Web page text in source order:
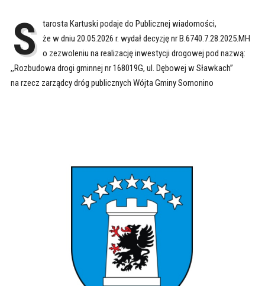
S tarosta Kartuski podaje do Publicznej wiadomości,
że w dniu 20.05.2026 r. wydał decyzję nr B.6740.7.28.2025.MH
o zezwoleniu na realizację inwestycji drogowej pod nazwą:
,,Rozbudowa drogi gminnej nr 168019G, ul. Dębowej w Sławkach’’
na rzecz zarządcy dróg publicznych Wójta Gminy Somonino